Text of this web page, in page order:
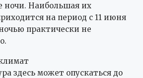
ночи. Наибольшая их
на период с 11 июня
практически не
здесь может опускаться до